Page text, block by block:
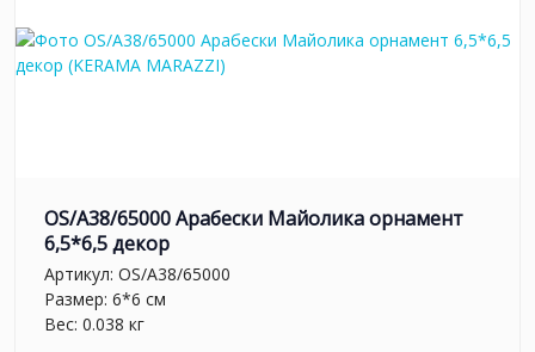
OS/A38/65000 Арабески Майолика орнамент
6,5*6,5 декор
Артикул: OS/A38/65000
Размер: 6*6 см
Вес: 0.038 кг